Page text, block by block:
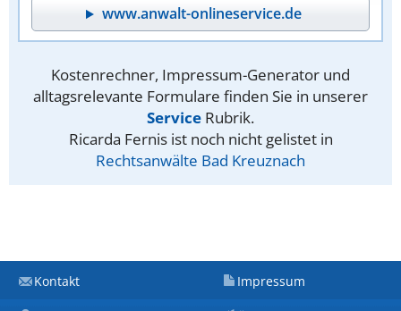
www.anwalt-onlineservice.de
Kostenrechner, Impressum-Generator und
alltagsrelevante Formulare finden Sie in unserer
Service Rubrik.
Ricarda Fernis ist noch nicht gelistet in
Rechtsanwälte Bad Kreuznach
Kontakt Impressum